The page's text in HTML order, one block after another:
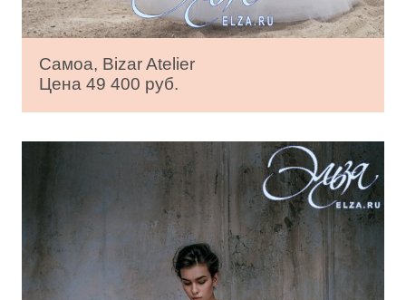
Самоа, Bizar Atelier
Цена 49 400 руб.